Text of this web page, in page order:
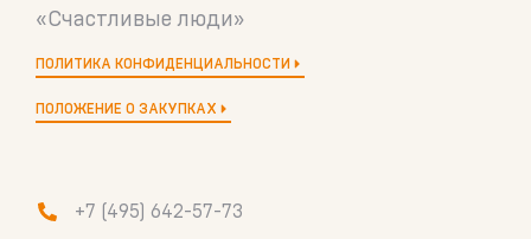
«Счастливые люди»
ПОЛИТИКА КОНФИДЕНЦИАЛЬНОСТИ
ПОЛОЖЕНИЕ О ЗАКУПКАХ
+7 (495) 642-57-73